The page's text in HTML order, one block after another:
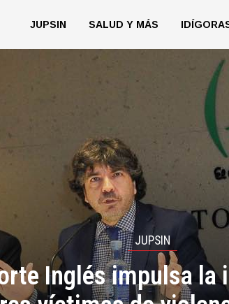
JUPSIN SALUD Y MÁS
JUPSIN
Inglés impulsa la